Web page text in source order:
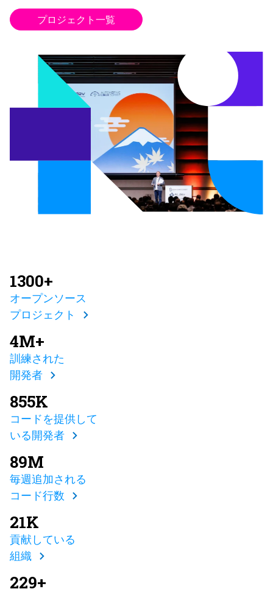
プロジェクト一覧
1300+
オープンソース
プロジェクト
4M+
訓練された
開発者
855K
コードを提供して
いる開発者
89M
毎週追加される
コード行数
21K
貢献している
組織
229+